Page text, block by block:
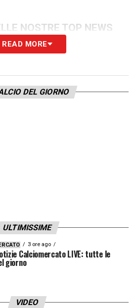
NOSTRE TOP NEWS
READ MORE
DEL GIORNO
ULTIMISSIME
3 ore ago
Calciomercato LIVE: tutte le
giorno
VIDEO